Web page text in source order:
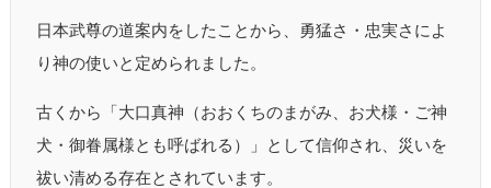
日本武尊の道案内をしたことから、勇猛さ・忠実さによ
り神の使いと定められました。
古くから「大口真神（おおくちのまがみ、お犬様・ご神
犬・御眷属様とも呼ばれる）」として信仰され、災いを
祓い清める存在とされています。